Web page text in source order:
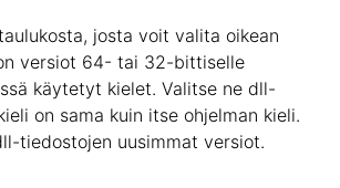
josta voit valita oikean
versiot 64- tai 32-bittiselle
käytetyt kielet. Valitse ne dll-
on sama kuin itse ohjelman kieli.
tiedostojen uusimmat versiot.